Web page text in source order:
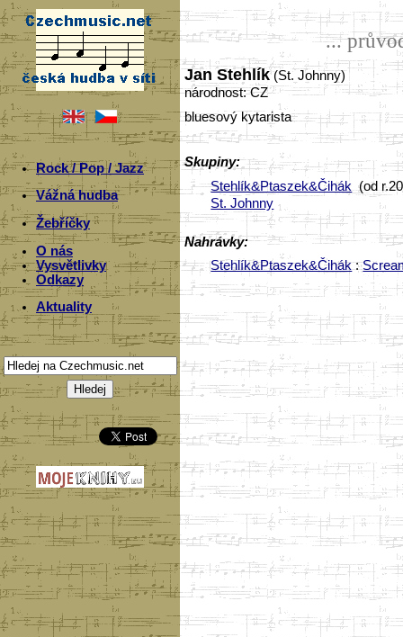
Rock / Pop / Jazz
Vážná hudba
Žebříčky
O nás
Vysvětlivky
Odkazy
Aktuality
...
Jan Stehlík(St. Johnny)
národnost: CZ
bluesový kytarista
Skupiny:
Stehlík&Ptaszek&Čihák (od
St. Johnny
Nahrávky:
Stehlík&Ptaszek&Čihák: